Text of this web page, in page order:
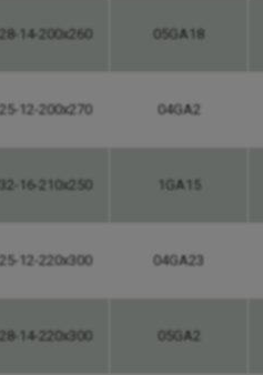
14-200x260 05GA18
12-200x270 04GA2
16-210x250 1GA15
12-220x300 04GA23
14-220x300 05GA2